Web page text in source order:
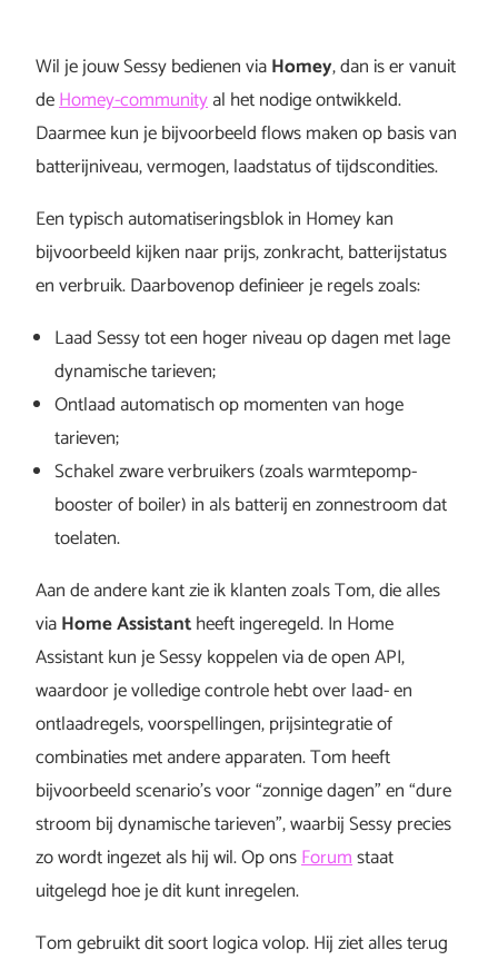
Wil je jouw Sessy bedienen viaHomey, dan is er vanuit
deHomey-communityal het nodige ontwikkeld.
Daarmee kun je bijvoorbeeld flows maken op basis van
batterijniveau, vermogen, laadstatus of tijdscondities.
Een typisch automatiseringsblok in Homey kan
bijvoorbeeld kijken naar prijs, zonkracht, batterijstatus
en verbruik. Daarbovenop definieer je regels zoals:
Laad Sessy tot een hoger niveau op dagen met lage
dynamische tarieven;
Ontlaad automatisch op momenten van hoge
tarieven;
Schakel zware verbruikers (zoals warmtepomp-
booster of boiler) in als batterij en zonnestroom dat
toelaten.
Aan de andere kant zie ik klanten zoals Tom, die alles
viaHome Assistantheeft ingeregeld. In Home
Assistant kun je Sessy koppelen via de open API,
waardoor je volledige controle hebt over laad- en
ontlaadregels, voorspellingen, prijsintegratie of
combinaties met andere apparaten. Tom heeft
bijvoorbeeld scenario’s voor “zonnige dagen” en “dure
stroom bij dynamische tarieven”, waarbij Sessy precies
zo wordt ingezet als hij wil. Op onsForumstaat
uitgelegd hoe je dit kunt inregelen.
Tom gebruikt dit soort logica volop. Hij ziet alles terug